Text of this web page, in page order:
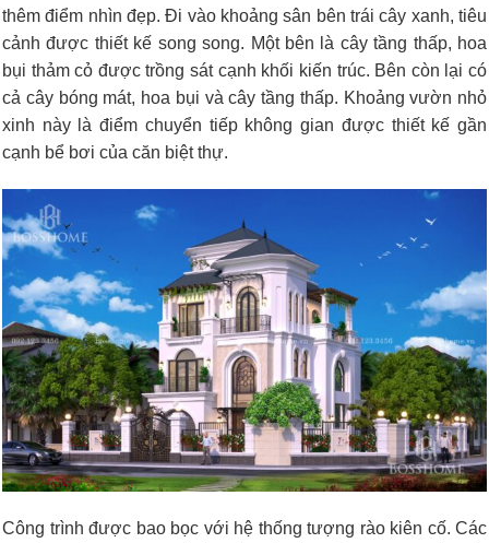
thêm điểm nhìn đẹp. Đi vào khoảng sân bên trái cây xanh, tiêu
cảnh được thiết kế song song. Một bên là cây tầng thấp, hoa
bụi thảm cỏ được trồng sát cạnh khối kiến trúc. Bên còn lại có
cả cây bóng mát, hoa bụi và cây tầng thấp. Khoảng vườn nhỏ
xinh này là điểm chuyển tiếp không gian được thiết kế gần
cạnh bể bơi của căn biệt thự.
Công trình được bao bọc với hệ thống tượng rào kiên cố. Các